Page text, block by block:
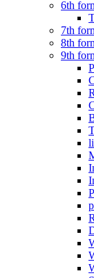
6th
7th
8th
9th